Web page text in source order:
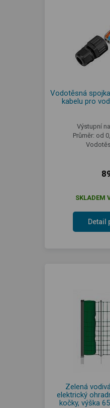
Vodotěsná
kabelu pro
Výstupní
Průměr: od
SKLADEM
Detail
Zelená
elektrický
kočky, výška